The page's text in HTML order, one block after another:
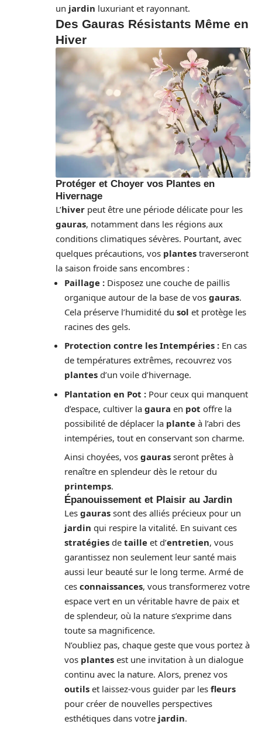
un jardin luxuriant et rayonnant.
Des Gauras Résistants Même en
Hiver
Protéger et Choyer vos Plantes en
Hivernage
L’hiver peut être une période délicate pour les
gauras, notamment dans les régions aux
conditions climatiques sévères. Pourtant, avec
quelques précautions, vos plantes traverseront
la saison froide sans encombres :
Paillage : Disposez une couche de paillis
organique autour de la base de vos gauras.
Cela préserve l’humidité du sol et protège les
racines des gels.
Protection contre les Intempéries : En cas
de températures extrêmes, recouvrez vos
plantes d’un voile d’hivernage.
Plantation en Pot : Pour ceux qui manquent
d’espace, cultiver la gaura en pot offre la
possibilité de déplacer la plante à l’abri des
intempéries, tout en conservant son charme.
Ainsi choyées, vos gauras seront prêtes à
renaître en splendeur dès le retour du
printemps.
Épanouissement et Plaisir au Jardin
Les gauras sont des alliés précieux pour un
jardin qui respire la vitalité. En suivant ces
stratégies de taille et d’entretien, vous
garantissez non seulement leur santé mais
aussi leur beauté sur le long terme. Armé de
ces connaissances, vous transformerez votre
espace vert en un véritable havre de paix et
de splendeur, où la nature s’exprime dans
toute sa magnificence.
N’oubliez pas, chaque geste que vous portez à
vos plantes est une invitation à un dialogue
continu avec la nature. Alors, prenez vos
outils et laissez-vous guider par les fleurs
pour créer de nouvelles perspectives
esthétiques dans votre jardin.